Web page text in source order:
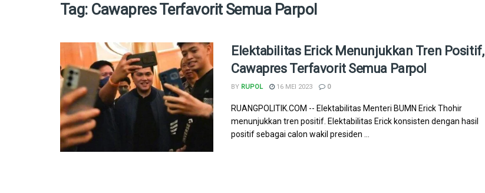
Tag: Cawapres Terfavorit Semua Parpol
Elektabilitas Erick Menunjukkan Tren Positif,
Cawapres Terfavorit Semua Parpol
BY RUPOL 16 MEI 2023 0
RUANGPOLITIK.COM -- Elektabilitas Menteri BUMN Erick Thohir
menunjukkan tren positif. Elektabilitas Erick konsisten dengan hasil
positif sebagai calon wakil presiden ...